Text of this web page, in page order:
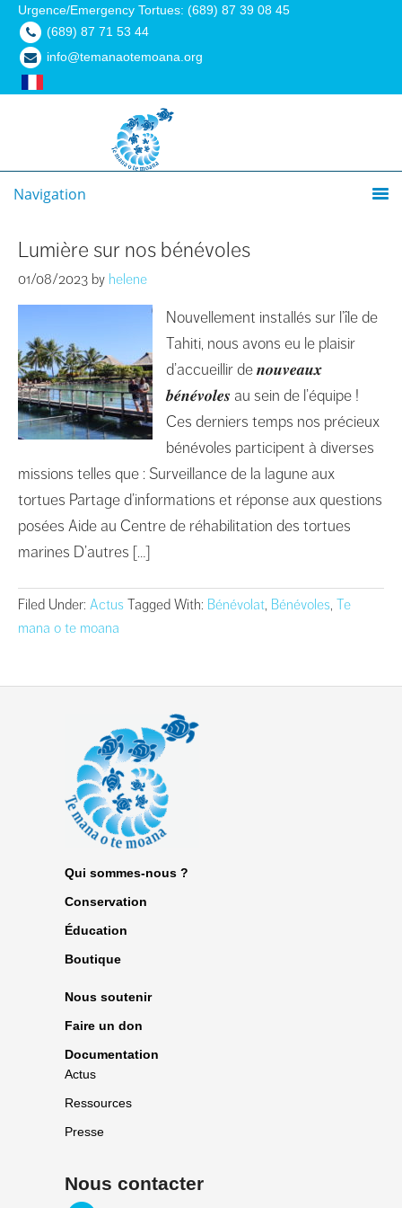
Urgence/Emergency Tortues: (689) 87 39 08 45
(689) 87 71 53 44
info@temanaotemoana.org
Navigation
Lumière sur nos bénévoles
01/08/2023 by helene
Nouvellement installés sur l’île de
Tahiti, nous avons eu le plaisir
d’accueillir de 𝒏𝒐𝒖𝒗𝒆𝒂𝒖𝒙
𝒃𝒆́𝒏𝒆́𝒗𝒐𝒍𝒆𝒔 au sein de l’équipe !
Ces derniers temps nos précieux
bénévoles participent à diverses
missions telles que : Surveillance de la lagune aux
tortues Partage d’informations et réponse aux questions
posées Aide au Centre de réhabilitation des tortues
marines D’autres […]
Filed Under: Actus Tagged With: Bénévolat, Bénévoles, Te
mana o te moana
Qui sommes-nous ?
Conservation
Éducation
Boutique
Nous soutenir
Faire un don
Documentation
Actus
Ressources
Presse
Nous contacter